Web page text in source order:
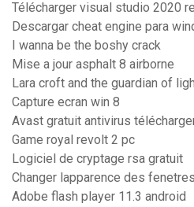
Télécharger visual studio 2020
Descargar cheat engine para
I wanna be the boshy crack
Mise a jour asphalt 8 airborne
Lara croft and the guardian of
Capture ecran win 8
Avast gratuit antivirus
Game royal revolt 2 pc
Logiciel de cryptage rsa gratuit
Changer lapparence des
Adobe flash player 11.3 android